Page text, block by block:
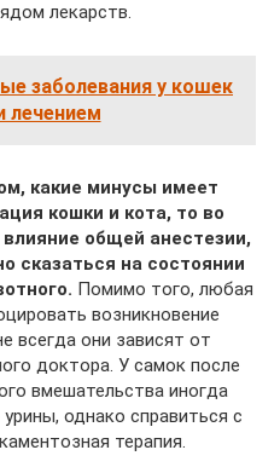
лекарств.
заболевания у кошек
лечением
какие минусы имеет
кошки и кота, то во
общей анестезии,
сказаться на состоянии
Помимо того, любая
возникновение
всегда они зависят от
доктора. У самок после
вмешательства иногда
однако справиться с
терапия.